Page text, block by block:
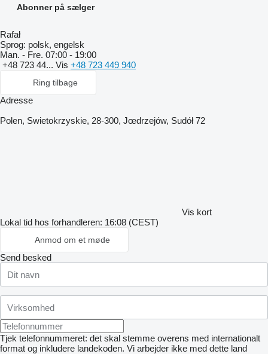
Abonner på sælger
Rafał
Sprog: polsk, engelsk
Man. - Fre. 07:00 - 19:00
+48 723 44... Vis +48 723 449 940
Ring tilbage
Adresse
Polen, Swietokrzyskie, 28-300, Jœdrzejów, Sudół 72
Vis kort
Lokal tid hos forhandleren: 16:08 (CEST)
Anmod om et møde
Send besked
Tjek telefonnummeret: det skal stemme overens med internationalt
format og inkludere landekoden. Vi arbejder ikke med dette land